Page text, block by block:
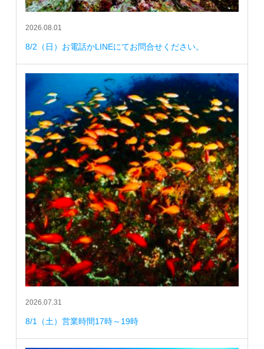
2026.08.01
8/2（日）お電話かLINEにてお問合せください。
2026.07.31
8/1（土）営業時間17時～19時